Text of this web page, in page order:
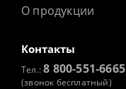
О продукции
Контакты
Тел.:8 800-551-6665
(звонок бесплатный)